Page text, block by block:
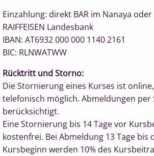
Einzahlung: direkt BAR im Nanaya
RAIFFEISEN Landesbank
IBAN: AT6932 000 000 1140 2161
BIC: RLNWATWW
Rücktritt und Storno:
Die Stornierung eines Kurses ist
telefonisch möglich. Abmeldungen per
berücksichtigt.
Eine Stornierung bis 14 Tage vor
kostenfrei. Bei Abmeldung 13 Tage bis
Kursbeginn werden 10% des